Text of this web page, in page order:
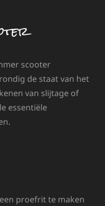
scooter
de staat van het
van slijtage of
essentiële
proefrit te maken